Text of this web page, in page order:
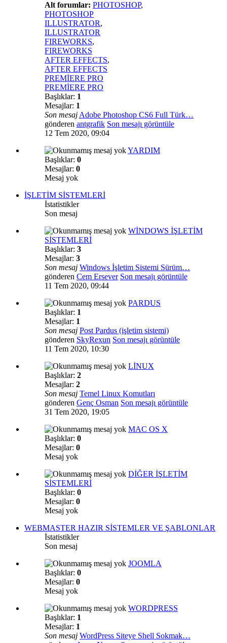
Alt forumlar: PHOTOSHOP,
PHOTOSHOP
ILLUSTRATOR,
ILLUSTRATOR
FIREWORKS,
FIREWORKS
AFTER EFFECTS,
AFTER EFFECTS
PREMİERE PRO
PREMİERE PRO
Başlıklar: 1
Mesajlar: 1
Son mesaj Adobe Photoshop CS6 Full Türk…
gönderen antgrafik Son mesajı görüntüle
12 Tem 2020, 09:04
YARDIM
Başlıklar: 0
Mesajlar: 0
Mesaj yok
İŞLETİM SİSTEMLERİ
İstatistikler
Son mesaj
WİNDOWS İŞLETİM
SİSTEMLERİ
Başlıklar: 3
Mesajlar: 3
Son mesaj Windows İşletim Sistemi Sürüm…
gönderen Cem Ersever Son mesajı görüntüle
11 Tem 2020, 09:44
PARDUS
Başlıklar: 1
Mesajlar: 1
Son mesaj Post Pardus (işletim sistemi)
gönderen SkyRexun Son mesajı görüntüle
11 Tem 2020, 10:30
LİNUX
Başlıklar: 2
Mesajlar: 2
Son mesaj Temel Linux Komutları
gönderen Genç Osman Son mesajı görüntüle
31 Tem 2020, 19:05
MAC OS X
Başlıklar: 0
Mesajlar: 0
Mesaj yok
DİĞER İŞLETİM
SİSTEMLERİ
Başlıklar: 0
Mesajlar: 0
Mesaj yok
WEBMASTER HAZIR SİSTEMLER VE ŞABLONLAR
İstatistikler
Son mesaj
JOOMLA
Başlıklar: 0
Mesajlar: 0
Mesaj yok
WORDPRESS
Başlıklar: 1
Mesajlar: 1
Son mesaj WordPress Siteye Shell Sokmak…